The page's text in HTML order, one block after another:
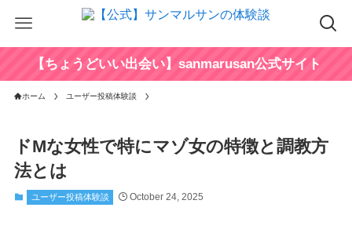
【ちょうどいい出会い】sanmarusan公式サイト
ホーム ユーザー投稿体験談
ドMな女性で特にマゾ女の特徴と調教方
法とは
ユーザー投稿体験談 October 24, 2025